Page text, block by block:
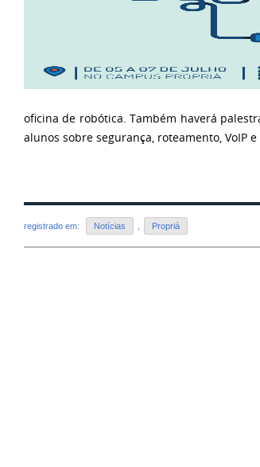
oficina de robótica. Também haverá
alunos sobre segurança, roteamento, VoIP
registrado em: Notícias Propriá